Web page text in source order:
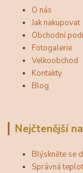
O nás
Jak nakupovat
Obchodní
Fotogalerie
Velkoobchod
Kontakty
Blog
Nejčtenější
Blýskněte se
Správná